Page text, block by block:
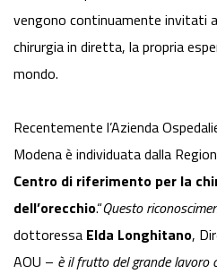
vengono continuamente invitati
chirurgia in diretta, la propria
mondo.
Recentemente l’Azienda
Modena è individuata dalla
Centro di riferimento per la
dell’orecchio.“Questo
dottoressa Elda Longhitano,
AOU – è il frutto del grande lavoro